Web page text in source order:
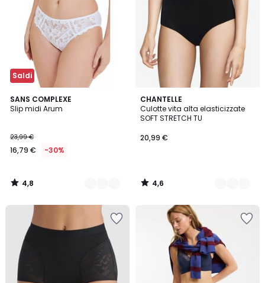
Saldi
SANS COMPLEXE
Slip midi Arum
23,99 €
16,79 € -30%
4,8
/ 5
2
Colori
4,8
/
CHANTELLE
Culotte vita alta elasticizzate
SOFT STRETCH TU
20,99 €
4,6
/ 5
2
Colori
4,6
/